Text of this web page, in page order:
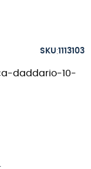
:1113103